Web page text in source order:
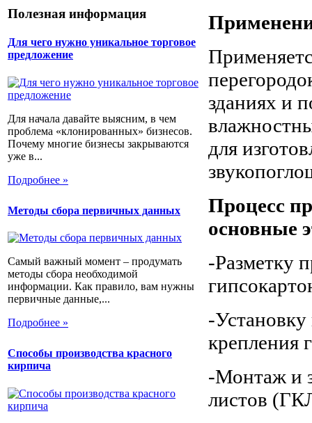
Полезная информация
Для чего нужно уникальное торговое
предложение
Для начала давайте выясним, в чем
проблема «клонированных» бизнесов.
Почему многие бизнесы закрываются
уже в...
Подробнее »
Методы сбора первичных данных
Самый важный момент – продумать
методы сбора необходимой
информации. Как правило, вам нужны
первичные данные,...
Подробнее »
Способы производства красного
кирпича
зданиях и
для
Процесс
основные
-Разметку
-
-Монтаж и
листов